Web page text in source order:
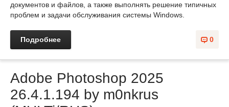
документов и файлов, а также выполнять решение типичных
проблем и задачи обслуживания системы Windows.
0
Подробнее
Adobe Photoshop 2025
26.4.1.194 by m0nkrus